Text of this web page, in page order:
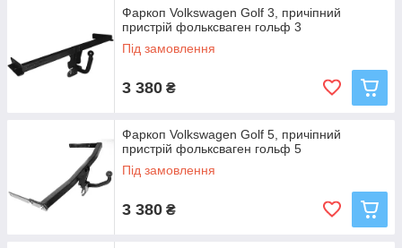
Фаркоп Volkswagen Golf 3, причіпний
пристрій фольксваген гольф 3
Під замовлення
3 380 ₴
Фаркоп Volkswagen Golf 5, причіпний
пристрій фольксваген гольф 5
Під замовлення
3 380 ₴